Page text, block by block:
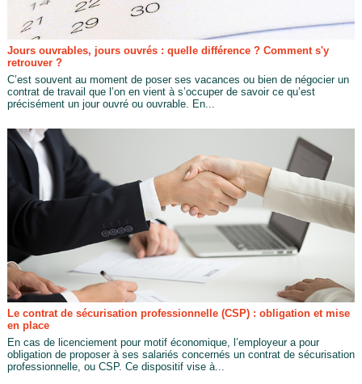
Jours ouvrables, jours ouvrés : quelle différence ? Comment s'y
retrouver ?
C’est souvent au moment de poser ses vacances ou bien de négocier un
contrat de travail que l’on en vient à s’occuper de savoir ce qu’est
précisément un jour ouvré ou ouvrable. En...
Le contrat de sécurisation professionnelle (CSP) : obligation et mise
en place
En cas de licenciement pour motif économique, l’employeur a pour
obligation de proposer à ses salariés concernés un contrat de sécurisation
professionnelle, ou CSP. Ce dispositif vise à...